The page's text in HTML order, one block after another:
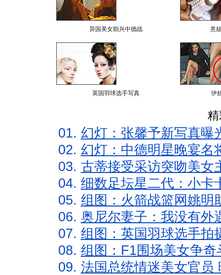
异国美女助兴中德战 意
英国羽球选手写真 伊
01. 幻灯：张馨予新写真曝
02. 幻灯：中德明星晚宴名
03. 古蒂接受采访突吻美女
04. 细数足坛星二代：小卡
05. 组图：火箭战篮网姚明
06. 奥尼尔妻子：我没有外
07. 组图：英国羽球选手拍
08. 组图：F1围场美女争
09. 法国总统情迷美女官员